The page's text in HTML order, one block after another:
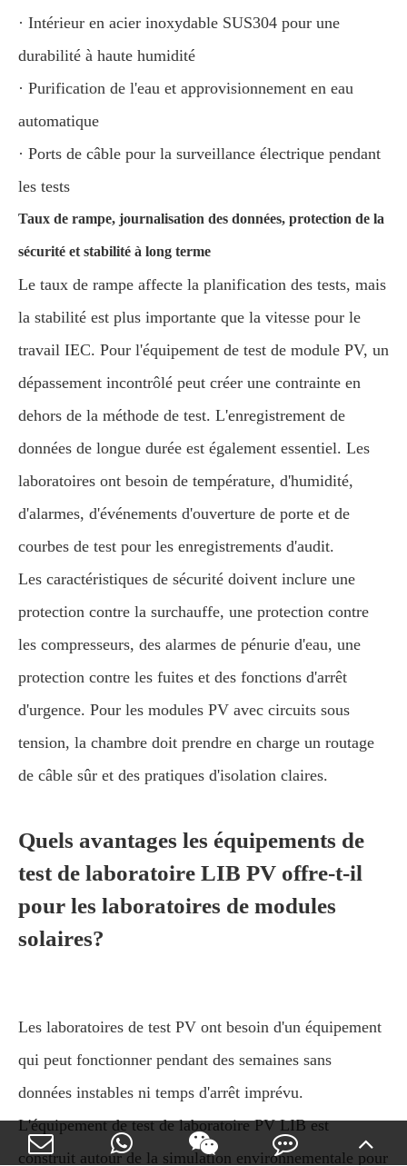
· Intérieur en acier inoxydable SUS304 pour une
durabilité à haute humidité
· Purification de l'eau et approvisionnement en eau
automatique
· Ports de câble pour la surveillance électrique pendant
les tests
Taux de rampe, journalisation des données, protection de la
sécurité et stabilité à long terme
Le taux de rampe affecte la planification des tests, mais
la stabilité est plus importante que la vitesse pour le
travail IEC. Pour l'équipement de test de module PV, un
dépassement incontrôlé peut créer une contrainte en
dehors de la méthode de test. L'enregistrement de
données de longue durée est également essentiel. Les
laboratoires ont besoin de température, d'humidité,
d'alarmes, d'événements d'ouverture de porte et de
courbes de test pour les enregistrements d'audit.
Les caractéristiques de sécurité doivent inclure une
protection contre la surchauffe, une protection contre
les compresseurs, des alarmes de pénurie d'eau, une
protection contre les fuites et des fonctions d'arrêt
d'urgence. Pour les modules PV avec circuits sous
tension, la chambre doit prendre en charge un routage
de câble sûr et des pratiques d'isolation claires.
Quels avantages les équipements de
test de laboratoire LIB PV offre-t-il
pour les laboratoires de modules
solaires?
Les laboratoires de test PV ont besoin d'un équipement
qui peut fonctionner pendant des semaines sans
données instables ni temps d'arrêt imprévu.
L'équipement de test de laboratoire PV LIB est
construit autour de la simulation environnementale pour